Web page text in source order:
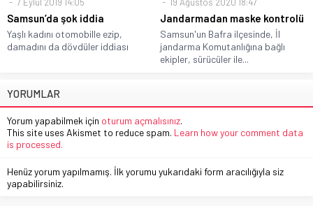
Samsun’da şok iddia
Yaşlı kadını otomobille ezip,
damadını da dövdüler iddiası
Jandarmadan maske kontrolü
Samsun'un Bafra ilçesinde, İl
jandarma Komutanlığına bağlı
ekipler, sürücüler ile...
YORUMLAR
Yorum yapabilmek için oturum açmalısınız.
This site uses Akismet to reduce spam. Learn how your comment data
is processed.
Henüz yorum yapılmamış. İlk yorumu yukarıdaki form aracılığıyla siz
yapabilirsiniz.